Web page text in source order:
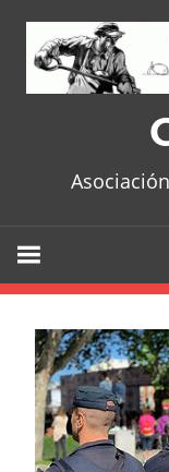
content